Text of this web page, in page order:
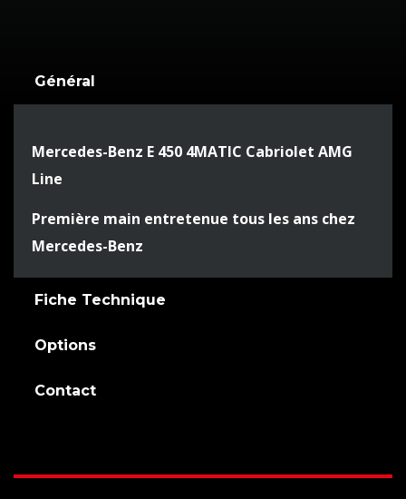
Général
Mercedes-Benz E 450 4MATIC Cabriolet AMG
Line
Première main entretenue tous les ans chez
Mercedes-Benz
Fiche Technique
Options
Contact